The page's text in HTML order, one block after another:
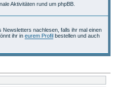
Aktivitäten rund um phpBB.
Newsletters nachlesen, falls ihr mal einen
ihr in eurem Profil bestellen und auch